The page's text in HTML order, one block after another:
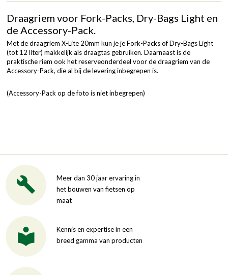
Draagriem voor Fork-Packs, Dry-Bags Light en
de Accessory-Pack.
Met de draagriem X-Lite 20mm kun je je Fork-Packs of Dry-Bags Light
(tot 12 liter) makkelijk als draagtas gebruiken. Daarnaast is de
praktische riem ook het reserveonderdeel voor de draagriem van de
Accessory-Pack, die al bij de levering inbegrepen is.
(Accessory-Pack op de foto is niet inbegrepen)
Meer dan 30 jaar ervaring in
het bouwen van fietsen op
maat
Kennis en expertise in een
breed gamma van producten